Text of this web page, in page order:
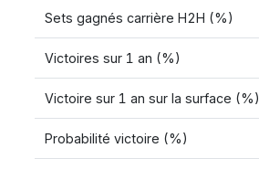
Sets gagnés carrière H2H (%)
Victoires sur 1 an (%)
Victoire sur 1 an sur la surface (%)
Probabilité victoire (%)